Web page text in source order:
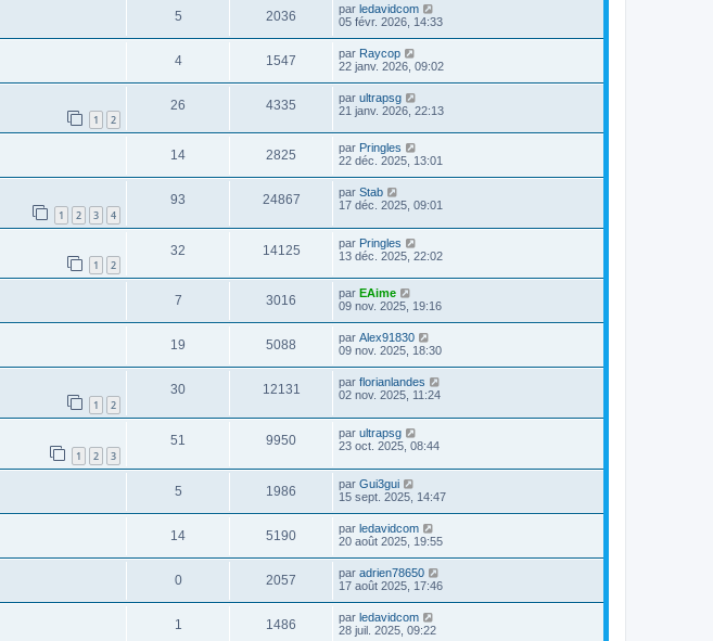
5 2036 par ledavidcom
05 févr. 2026, 14:33
4 1547 par Raycop
22 janv. 2026, 09:02
1 2
26 4335 par ultrapsg
21 janv. 2026, 22:13
14 2825 par Pringles
22 déc. 2025, 13:01
1 2 3 4
93 24867 par Stab
17 déc. 2025, 09:01
1 2
32 14125 par Pringles
13 déc. 2025, 22:02
7 3016 par EAime
09 nov. 2025, 19:16
19 5088 par Alex91830
09 nov. 2025, 18:30
1 2
30 12131 par florianlandes
02 nov. 2025, 11:24
1 2 3
51 9950 par ultrapsg
23 oct. 2025, 08:44
5 1986 par Gui3gui
15 sept. 2025, 14:47
14 5190 par ledavidcom
20 août 2025, 19:55
0 2057 par adrien78650
17 août 2025, 17:46
1 1486 par ledavidcom
28 juil. 2025, 09:22